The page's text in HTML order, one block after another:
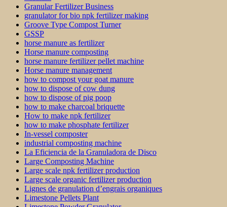
Granular Fertilizer Business
granulator for bio npk fertilizer making
Groove Type Compost Turner
GSSP
horse manure as fertilizer
Horse manure composting
horse manure fertilizer pellet machine
Horse manure management
how to compost your goat manure
how to dispose of cow dung
how to dispose of pig poop
how to make charcoal briquette
How to make npk fertilizer
how to make phosphate fertilizer
In-vessel composter
industrial composting machine
La Eficiencia de la Granuladora de Disco
Large Composting Machine
Large scale npk fertilizer production
Large scale organic fertilizer production
Lignes de granulation d’engrais organiques
Limestone Pellets Plant